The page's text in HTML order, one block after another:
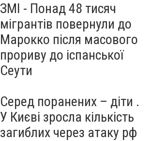
ЗМІ - Понад 48 тисяч
мігрантів повернули до
Марокко після масового
прориву до іспанської
Сеути
Серед поранених – діти .
У Києві зросла кількість
загиблих через атаку рф